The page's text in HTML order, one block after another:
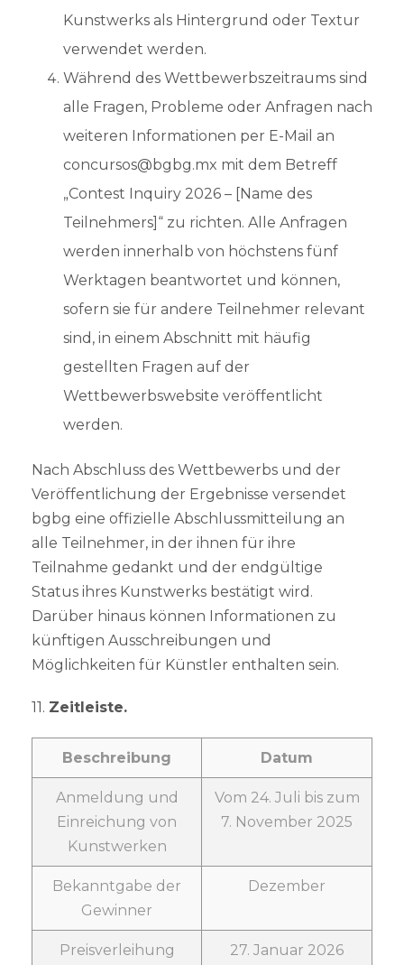
Kunstwerks als Hintergrund oder Textur
verwendet werden.
Während des Wettbewerbszeitraums sind
alle Fragen, Probleme oder Anfragen nach
weiteren Informationen per E-Mail an
concursos@bgbg.mx mit dem Betreff
„Contest Inquiry 2026 – [Name des
Teilnehmers]“ zu richten. Alle Anfragen
werden innerhalb von höchstens fünf
Werktagen beantwortet und können,
sofern sie für andere Teilnehmer relevant
sind, in einem Abschnitt mit häufig
gestellten Fragen auf der
Wettbewerbswebsite veröffentlicht
werden.
Nach Abschluss des Wettbewerbs und der
Veröffentlichung der Ergebnisse versendet
bgbg eine offizielle Abschlussmitteilung an
alle Teilnehmer, in der ihnen für ihre
Teilnahme gedankt und der endgültige
Status ihres Kunstwerks bestätigt wird.
Darüber hinaus können Informationen zu
künftigen Ausschreibungen und
Möglichkeiten für Künstler enthalten sein.
11. Zeitleiste.
Beschreibung Datum
Anmeldung und
Einreichung von
Kunstwerken
Vom 24. Juli bis zum
7. November 2025
Bekanntgabe der
Gewinner
Dezember
Preisverleihung 27. Januar 2026